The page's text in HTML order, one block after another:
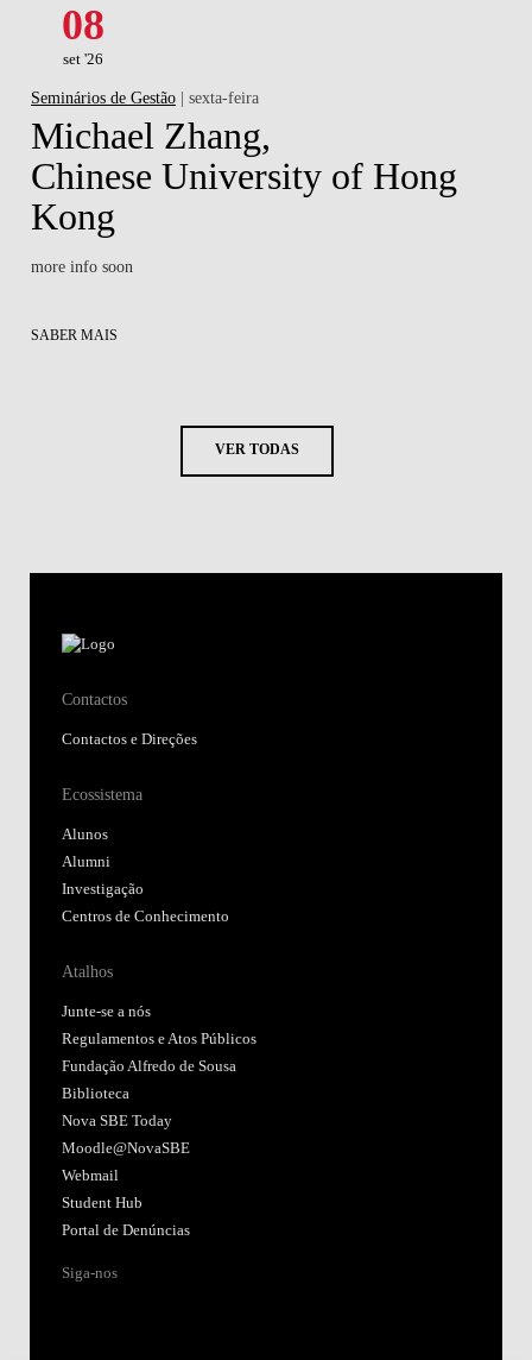
08
set '26
Seminários de Gestão | sexta-feira
Michael Zhang,
Chinese University of Hong
Kong
more info soon
SABER MAIS
VER TODAS
Contactos
Contactos e Direções
Ecossistema
Alunos
Alumni
Investigação
Centros de Conhecimento
Atalhos
Junte-se a nós
Regulamentos e Atos Públicos
Fundação Alfredo de Sousa
Biblioteca
Nova SBE Today
Moodle@NovaSBE
Webmail
Student Hub
Portal de Denúncias
Siga-nos